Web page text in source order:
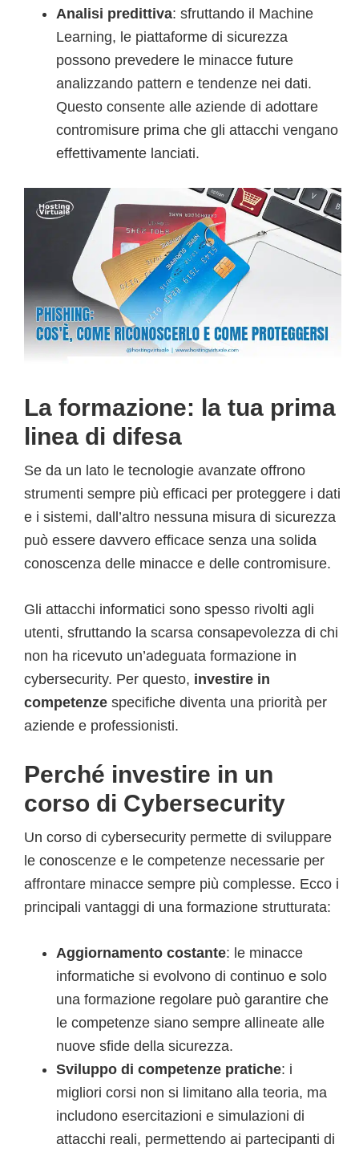
Analisi predittiva: sfruttando il Machine
Learning, le piattaforme di sicurezza
possono prevedere le minacce future
analizzando pattern e tendenze nei dati.
Questo consente alle aziende di adottare
contromisure prima che gli attacchi vengano
effettivamente lanciati.
La formazione: la tua prima
linea di difesa
Se da un lato le tecnologie avanzate offrono
strumenti sempre più efficaci per proteggere i dati
e i sistemi, dall’altro nessuna misura di sicurezza
può essere davvero efficace senza una solida
conoscenza delle minacce e delle contromisure.
Gli attacchi informatici sono spesso rivolti agli
utenti, sfruttando la scarsa consapevolezza di chi
non ha ricevuto un’adeguata formazione in
cybersecurity. Per questo, investire in
competenze specifiche diventa una priorità per
aziende e professionisti.
Perché investire in un
corso di Cybersecurity
Un corso di cybersecurity permette di sviluppare
le conoscenze e le competenze necessarie per
affrontare minacce sempre più complesse. Ecco i
principali vantaggi di una formazione strutturata:
Aggiornamento costante: le minacce
informatiche si evolvono di continuo e solo
una formazione regolare può garantire che
le competenze siano sempre allineate alle
nuove sfide della sicurezza.
Sviluppo di competenze pratiche: i
migliori corsi non si limitano alla teoria, ma
includono esercitazioni e simulazioni di
attacchi reali, permettendo ai partecipanti di